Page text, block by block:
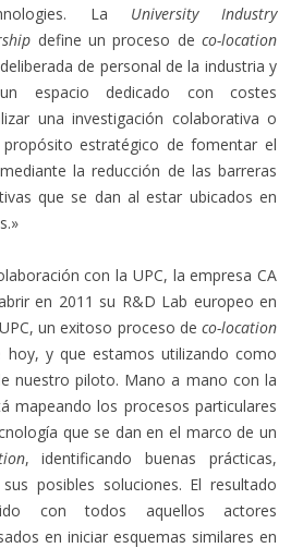
La University Industry
define un proceso deco-location
de personal de la industria y
espacio dedicado con costes
una investigación colaborativa o
estratégico de fomentar el
la reducción de las barreras
que se dan al estar ubicados en
con la UPC, la empresa CA
en 2011 su R&D Lab europeo en
un exitoso proceso de co-location
y que estamos utilizando como
nuestro piloto. Mano a mano con la
mapeando los procesos particulares
que se dan en el marco de un
, identificando buenas prácticas,
posibles soluciones. El resultado
con todos aquellos actores
en iniciar esquemas similares en